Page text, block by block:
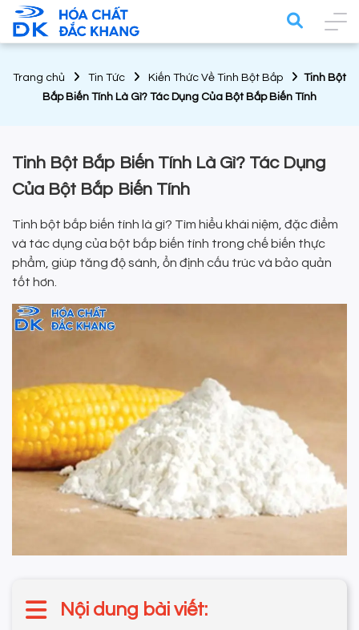
Trang chủ Tin Tức Kiến Thức Về Tinh Bột Bắp
Tinh Bột
Bắp Biến Tính Là Gì? Tác Dụng Của Bột Bắp Biến Tính
Tinh Bột Bắp Biến Tính Là Gì? Tác Dụng
Của Bột Bắp Biến Tính
Tinh bột bắp biến tính là gì? Tìm hiểu khái niệm, đặc điểm
và tác dụng của bột bắp biến tính trong chế biến thực
phẩm, giúp tăng độ sánh, ổn định cấu trúc và bảo quản
tốt hơn.
Nội dung bài viết: